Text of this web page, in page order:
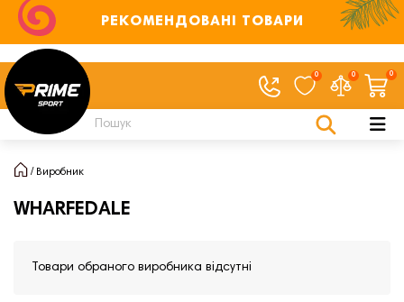
РЕКОМЕНДОВАНІ ТОВАРИ
0 0 0
Виробник
WHARFEDALE
Товари обраного виробника відсутні